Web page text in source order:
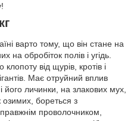
варто тому, що він стане на
на обробіток полів і угідь.
від щурів, кротів і
Має отруйний вплив
його личинки, на злакових мух,
озимих, бореться з
проволочником,